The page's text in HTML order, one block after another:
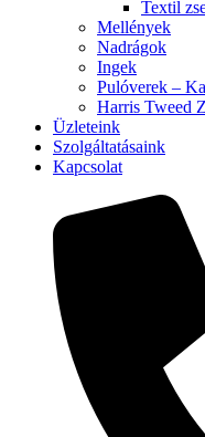
Textil
Mellények
Nadrágok
Ingek
Pulóverek –
Harris Tweed
Üzleteink
Szolgáltatásaink
Kapcsolat